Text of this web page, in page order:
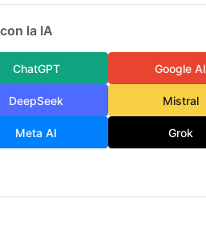
la IA
ChatGPT Google AI
DeepSeek Mistral
Meta AI Grok